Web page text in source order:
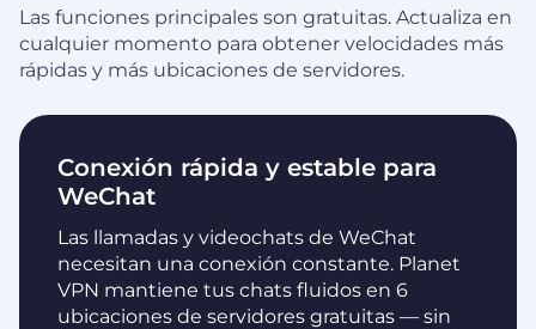
Las funciones principales son gratuitas. Actualiza en
cualquier momento para obtener velocidades más
rápidas y más ubicaciones de servidores.
Conexión rápida y estable para
WeChat
Las llamadas y videochats de WeChat
necesitan una conexión constante. Planet
VPN mantiene tus chats fluidos en 6
ubicaciones de servidores gratuitas — sin